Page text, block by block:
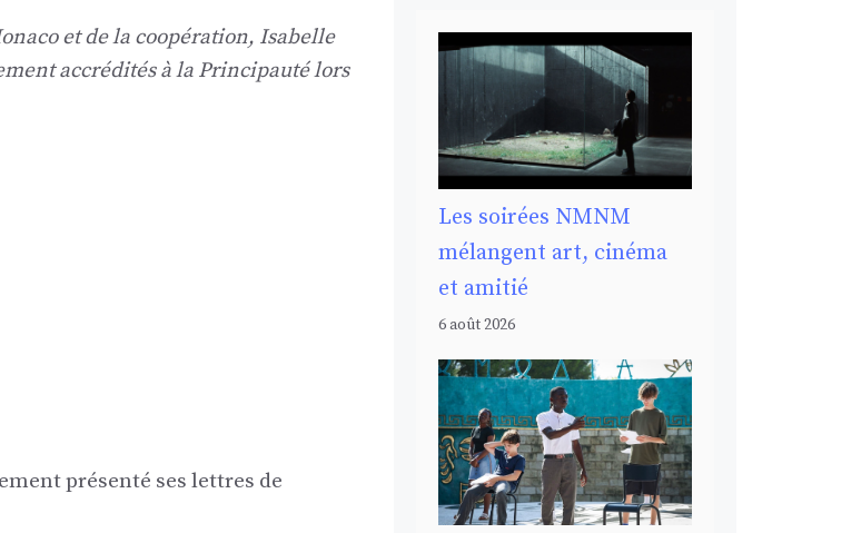
et de la coopération, Isabelle
accrédités à la Principauté lors
présenté ses lettres de
Les soirées NMNM
mélangent art, cinéma
et amitié
6 août 2026